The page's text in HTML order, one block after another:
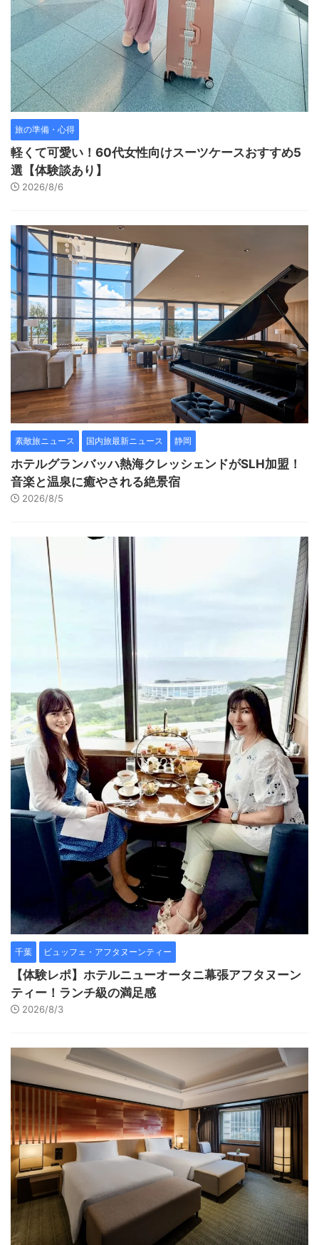
旅の準備・心得
軽くて可愛い！60代女性向けスーツケースおすすめ5
選【体験談あり】
2026/8/6
素敵旅ニュース 国内旅最新ニュース 静岡
ホテルグランバッハ熱海クレッシェンドがSLH加盟！
音楽と温泉に癒やされる絶景宿
2026/8/5
千葉 ビュッフェ・アフタヌーンティー
【体験レポ】ホテルニューオータニ幕張アフタヌーン
ティー！ランチ級の満足感
2026/8/3